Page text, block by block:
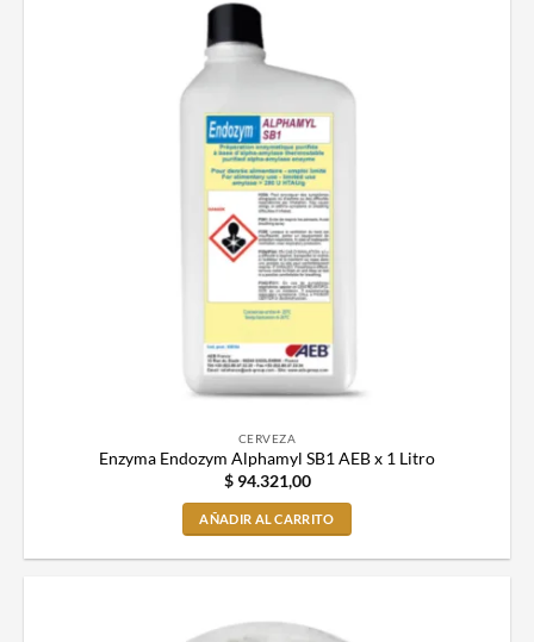
CERVEZA
Enzyma Endozym Alphamyl SB1 AEB x 1 Litro
$94.321,00
AÑADIR AL CARRITO